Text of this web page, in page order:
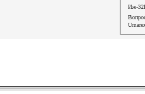
Иж-